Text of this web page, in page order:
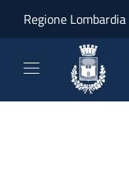
Regione Lombardia